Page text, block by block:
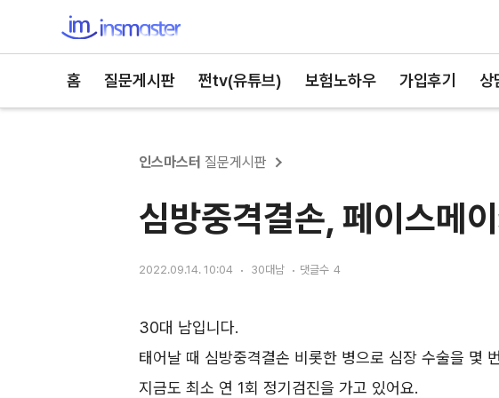
홈 질문게시판 쩐tv(유튜브) 보험노하우 가입후기 상
인스마스터 질문게시판
심방중격결손, 페이스메
2022.09.14. 10:04 30대남 댓글수 4
30대 남입니다.
태어날 때 심방중격결손 비롯한 병으로 심장 수술을 몇
지금도 최소 연 1회 정기검진을 가고 있어요.